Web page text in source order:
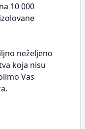
10 000
neželjeno
koja nisu
Vas